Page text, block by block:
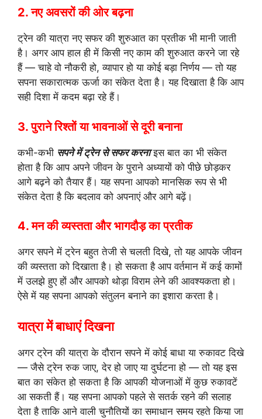
2. नए अवसरों की ओर बढ़ना
ट्रेन की यात्रा नए सफर की शुरुआत का प्रतीक भी मानी जाती
है। अगर आप हाल ही में किसी नए काम की शुरुआत करने जा रहे
हैं — चाहे वो नौकरी हो, व्यापार हो या कोई बड़ा निर्णय — तो यह
सपना सकारात्मक ऊर्जा का संकेत देता है। यह दिखाता है कि आप
सही दिशा में कदम बढ़ा रहे हैं।
3. पुराने रिश्तों या भावनाओं से दूरी बनाना
कभी-कभी सपने में ट्रेन से सफर करनाइस बात का भी संकेत
होता है कि आप अपने जीवन के पुराने अध्यायों को पीछे छोड़कर
आगे बढ़ने को तैयार हैं। यह सपना आपको मानसिक रूप से भी
संकेत देता है कि बदलाव को अपनाएं और आगे बढ़ें।
4. मन की व्यस्तता और भागदौड़ का प्रतीक
अगर सपने में ट्रेन बहुत तेजी से चलती दिखे, तो यह आपके जीवन
की व्यस्तता को दिखाता है। हो सकता है आप वर्तमान में कई कामों
में उलझे हुए हों और आपको थोड़ा विराम लेने की आवश्यकता हो।
ऐसे में यह सपना आपको संतुलन बनाने का इशारा करता है।
यात्रा में बाधाएं दिखना
अगर ट्रेन की यात्रा के दौरान सपने में कोई बाधा या रुकावट दिखे
— जैसे ट्रेन रुक जाए, देर हो जाए या दुर्घटना हो — तो यह इस
बात का संकेत हो सकता है कि आपकी योजनाओं में कुछ रुकावटें
आ सकती हैं। यह सपना आपको पहले से सतर्क रहने की सलाह
देता है ताकि आने वाली चुनौतियों का समाधान समय रहते किया जा